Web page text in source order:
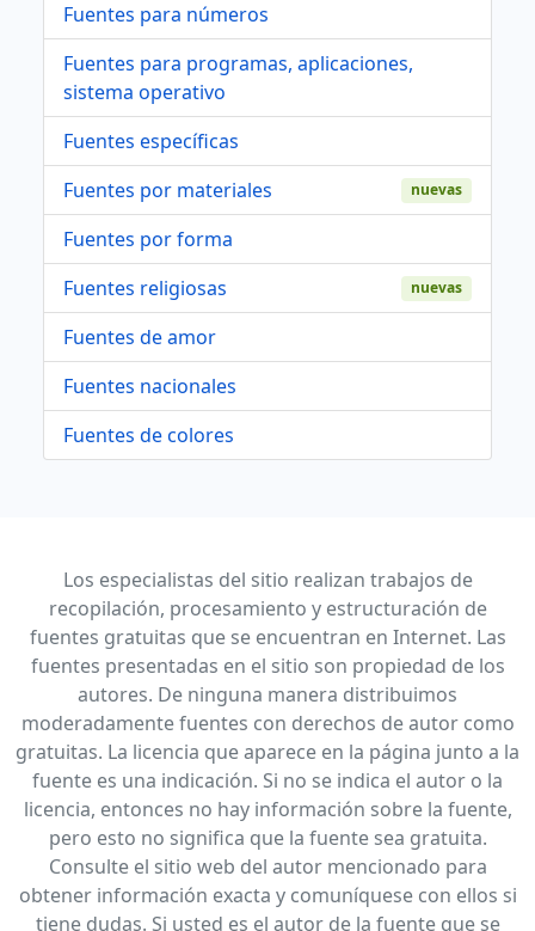
Fuentes para números
Fuentes para programas, aplicaciones,
sistema operativo
Fuentes específicas
Fuentes por materiales
nuevas
Fuentes por forma
Fuentes religiosas
nuevas
Fuentes de amor
Fuentes nacionales
Fuentes de colores
Los especialistas del sitio realizan trabajos de
recopilación, procesamiento y estructuración de
fuentes gratuitas que se encuentran en Internet. Las
fuentes presentadas en el sitio son propiedad de los
autores. De ninguna manera distribuimos
moderadamente fuentes con derechos de autor como
gratuitas. La licencia que aparece en la página junto a la
fuente es una indicación. Si no se indica el autor o la
licencia, entonces no hay información sobre la fuente,
pero esto no significa que la fuente sea gratuita.
Consulte el sitio web del autor mencionado para
obtener información exacta y comuníquese con ellos si
tiene dudas. Si usted es el autor de la fuente que se